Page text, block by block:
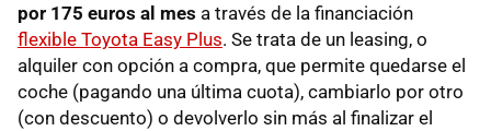
por 175 euros al mes a través de la financiación
flexible Toyota Easy Plus. Se trata de un leasing, o
alquiler con opción a compra, que permite quedarse el
coche (pagando una última cuota), cambiarlo por otro
(con descuento) o devolverlo sin más al finalizar el